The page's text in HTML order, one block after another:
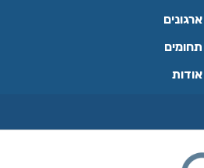
ארגונים
תחומים
אודות